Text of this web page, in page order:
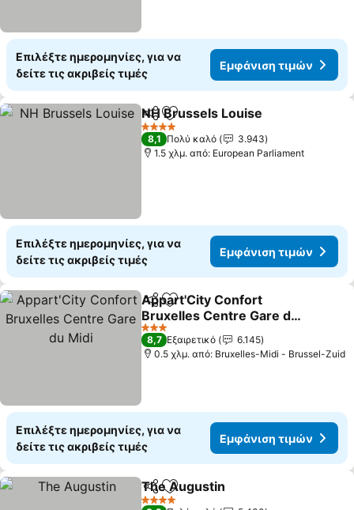
Επιλέξτε ημερομηνίες, για να
δείτε τις ακριβείς τιμές
Εμφάνιση τιμών
Κοινοποίηση
Προσθήκη στα αγαπημένα
NH Brussels Louise
4 Αστέρια
8,1 Πολύ καλό
3.943
1.5 χλμ. από: European Parliament
Επιλέξτε ημερομηνίες, για να
δείτε τις ακριβείς τιμές
Εμφάνιση τιμών
Κοινοποίηση
Προσθήκη στα αγαπημένα
Appart'City Confort
Bruxelles Centre Gare du
Midi
3 Αστέρια
8,7 Εξαιρετικό
6.145
0.5 χλμ. από: Bruxelles-Midi - Brussel-Zuid
Επιλέξτε ημερομηνίες, για να
δείτε τις ακριβείς τιμές
Εμφάνιση τιμών
Κοινοποίηση
Προσθήκη στα αγαπημένα
The Augustin
4 Αστέρια